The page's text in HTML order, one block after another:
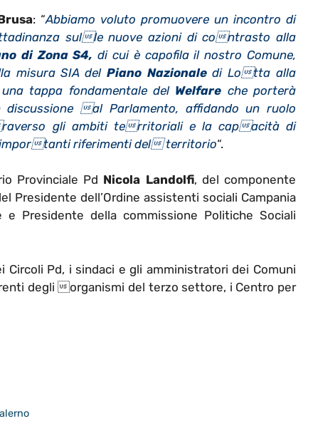
: “Abbiamo voluto promuovere un incontro di
sulle nuove azioni di contrasto alla
di Zona S4, di cui è capofila il nostro Comune,
misura SIA del Piano Nazionaledi Lotta alla
tappa fondamentale del Welfare che porterà
al Parlamento, affidando un ruolo
gli ambiti territoriali e la capacità di
tanti riferimenti del territorio“.
Provinciale Pd Nicola Landolfi, del componente
Presidente dell’Ordine assistenti sociali Campania
e Presidente della commissione Politiche Sociali
Pd, i sindaci e gli amministratori dei Comuni
degli organismi del terzo settore, i Centro per